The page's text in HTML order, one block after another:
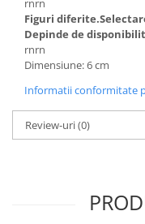
rnrn
Figuri
Depinde de
rnrn
Dimensiune: 6 cm
Informatii conformitate
Review-uri(0)